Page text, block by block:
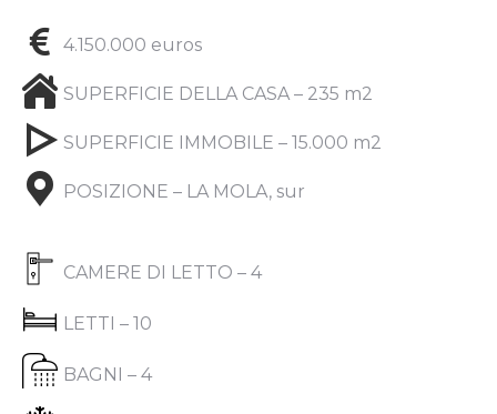
4.150.000 euros
SUPERFICIE DELLA CASA – 235 m2
SUPERFICIE IMMOBILE – 15.000 m2
POSIZIONE – LA MOLA, sur
CAMERE DI LETTO – 4
LETTI – 10
BAGNI – 4